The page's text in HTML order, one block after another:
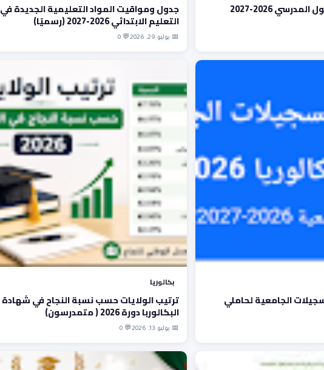
2026-2027 جدول ومواقيت المواد التعليمية الجديدة في
التعليم الابتدائي 2026-2027 (رسميًا)
📅 يوليو 29, 2026 💬 0
الجامعية لحاملي
بكالوريا
ترتيب الولايات حسب نسبة النجاح في شهادة
البكالوربا دورة 2026 ( متمدرسون)
📅 يوليو 13, 2026 💬 0